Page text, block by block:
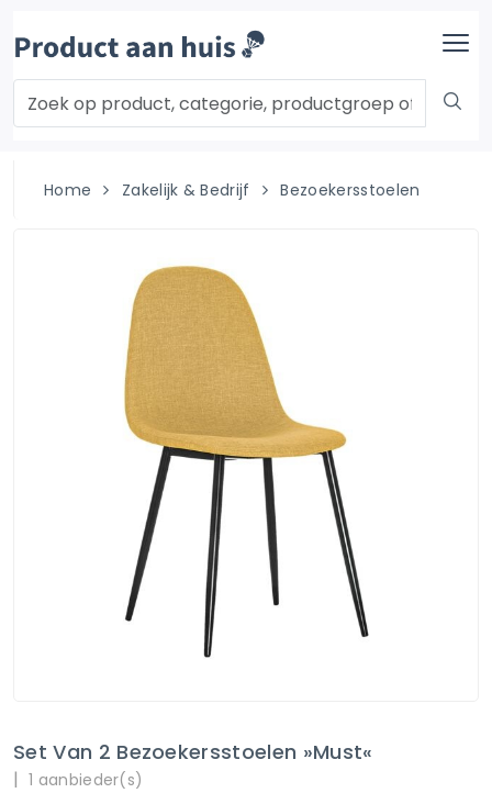
Home Zakelijk & Bedrijf Bezoekersstoelen
Set Van 2 Bezoekersstoelen »Must«
| 1 aanbieder(s)